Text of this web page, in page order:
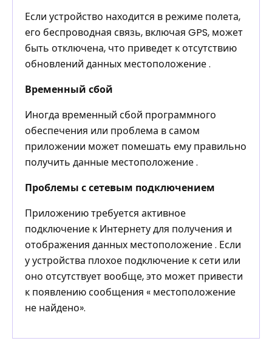
Если устройство находится в режиме полета,
его беспроводная связь, включая GPS, может
быть отключена, что приведет к отсутствию
обновлений данных местоположение .
Временный сбой
Иногда временный сбой программного
обеспечения или проблема в самом
приложении может помешать ему правильно
получить данные местоположение .
Проблемы с сетевым подключением
Приложению требуется активное
подключение к Интернету для получения и
отображения данных местоположение . Если
у устройства плохое подключение к сети или
оно отсутствует вообще, это может привести
к появлению сообщения « местоположение
не найдено».